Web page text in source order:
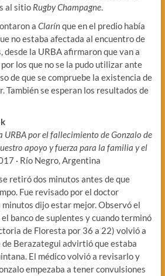
al sitio Rugby Champagne.
a Clarínque en el predio había
no estaba afectada al encuentro de
desde la URBA afirmaron que van a
los que no se la pudo utilizar ante
de que se compruebe la existencia de
También se esperan los resultados de
URBA por el fallecimiento de Gonzalo de
apoyo y fuerza para la familia y el
· Río Negro, Argentina
retiró dos minutos antes de que
Fue revisado por el doctor
dijo estar mejor. Observó el
banco de suplentes y cuando terminó
de Floresta por 36 a 22) volvió a
Berazategui advirtió que estaba
El médico volvió a revisarlo y
empezaba a tener convulsiones